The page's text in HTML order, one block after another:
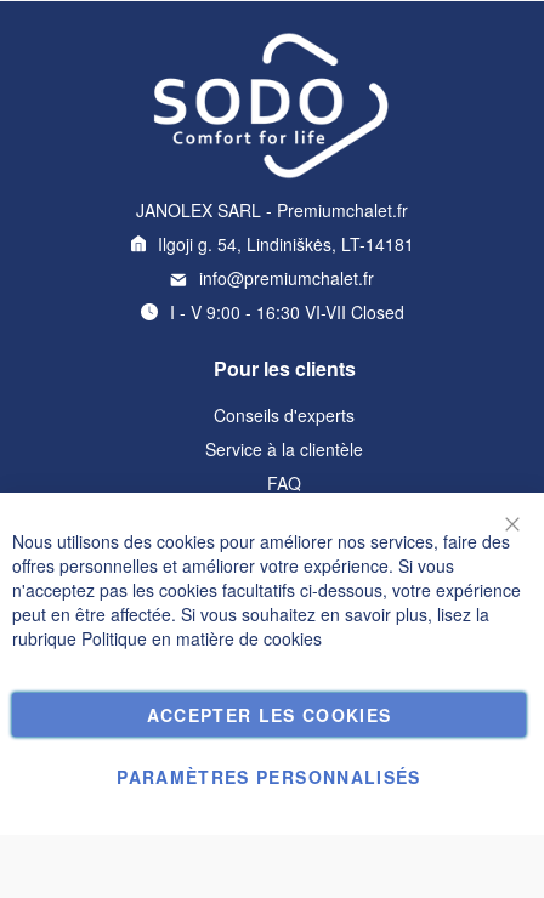
JANOLEX SARL - Premiumchalet.fr
Ilgoji g. 54, Lindiniškės, LT-14181
info@premiumchalet.fr
I - V 9:00 - 16:30 VI-VII Closed
Pour les clients
Conseils d'experts
Service à la clientèle
FAQ
Informations
Politique de confidentialité et cookies
Termes de recherche
Commandes et retours
Nous contacter
Nous utilisons des cookies pour améliorer nos services, faire des
offres personnelles et améliorer votre expérience. Si vous
n'acceptez pas les cookies facultatifs ci-dessous, votre expérience
peut en être affectée. Si vous souhaitez en savoir plus, lisez la
rubrique Politique en matière de cookies
ACCEPTER LES COOKIES
PARAMÈTRES PERSONNALISÉS